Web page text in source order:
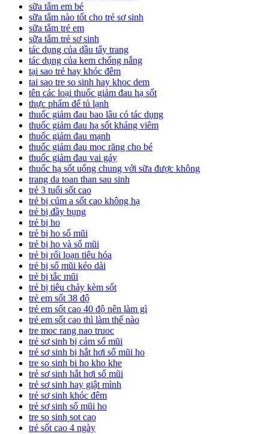
sữa tắm em bé
sữa tắm nào tốt cho trẻ sơ sinh
sữa tắm trẻ em
sữa tắm trẻ sơ sinh
tác dụng của dầu tẩy trang
tác dụng của kem chống nắng
tại sao trẻ hay khóc đêm
tai sao tre so sinh hay khoc dem
tên các loại thuốc giảm đau hạ sốt
thực phẩm để tủ lạnh
thuốc giảm đau bao lâu có tác dụng
thuốc giảm đau hạ sốt kháng viêm
thuốc giảm đau mạnh
thuốc giảm đau mọc răng cho bé
thuốc giảm đau vai gáy
thuốc hạ sốt uống chung với sữa được không
trang da toan than sau sinh
trẻ 3 tuổi sốt cao
trẻ bị cúm a sốt cao không hạ
trẻ bị đầy bụng
trẻ bị ho
trẻ bị ho sổ mũi
trẻ bị ho và sổ mũi
trẻ bị rối loạn tiêu hóa
trẻ bị sổ mũi kéo dài
trẻ bị tắc mũi
trẻ bị tiêu chảy kèm sốt
trẻ em sốt 38 độ
trẻ em sốt cao 40 độ nên làm gì
trẻ em sốt cao thì làm thế nào
tre moc rang nao truoc
trẻ sơ sinh bị cảm sổ mũi
trẻ sơ sinh bị hắt hơi sổ mũi ho
tre so sinh bi ho kho khe
trẻ sơ sinh hắt hơi sổ mũi
trẻ sơ sinh hay giật mình
trẻ sơ sinh khóc đêm
trẻ sơ sinh sổ mũi ho
tre so sinh sot cao
trẻ sốt cao 4 ngày